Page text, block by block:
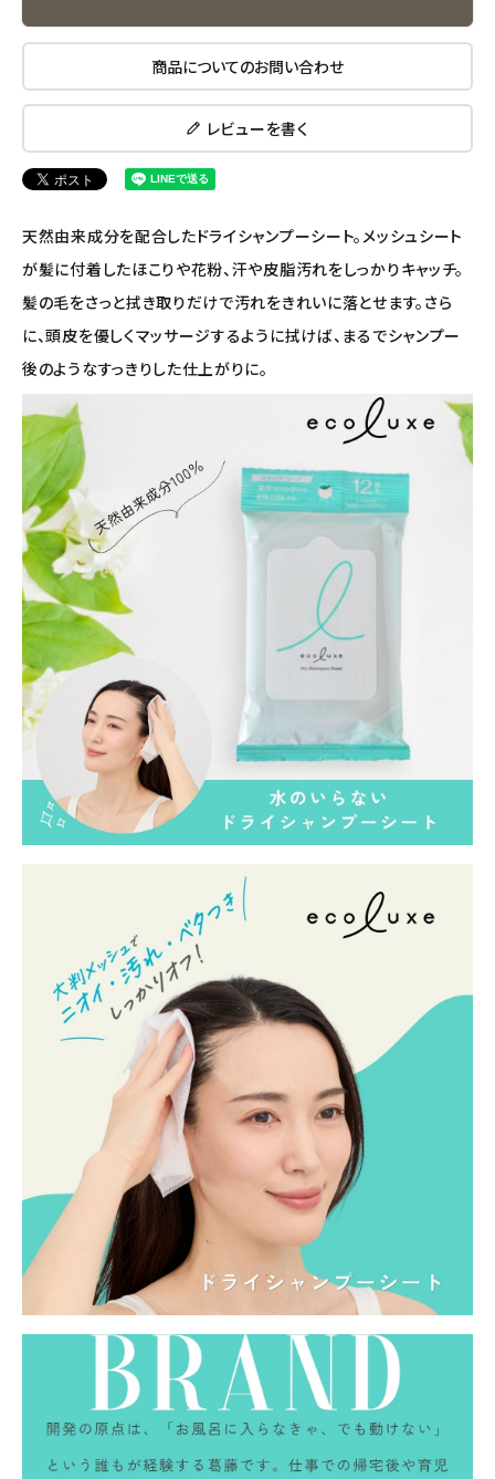
アルマウィン
アルモニベルツ
アカウント情報
ようこそ ゲスト 様
meeting_room ログイン person 会員登録
商品についてのお問い合わせ
レビューを書く
天然由来成分を配合したドライシャンプーシート。メッシュシート
が髪に付着したほこりや花粉、汗や皮脂汚れをしっかりキャッチ。
髪の毛をさっと拭き取りだけで汚れをきれいに落とせます。さら
に、頭皮を優しくマッサージするように拭けば、まるでシャンプー
後のようなすっきりした仕上がりに。